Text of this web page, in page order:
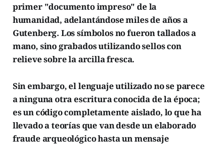
primer "documento impreso" de la
humanidad, adelantándose miles de años a
Gutenberg. Los símbolos no fueron tallados a
mano, sino grabados utilizando sellos con
relieve sobre la arcilla fresca.
Sin embargo, el lenguaje utilizado no se parece
a ninguna otra escritura conocida de la época;
es un código completamente aislado, lo que ha
llevado a teorías que van desde un elaborado
fraude arqueológico hasta un mensaje